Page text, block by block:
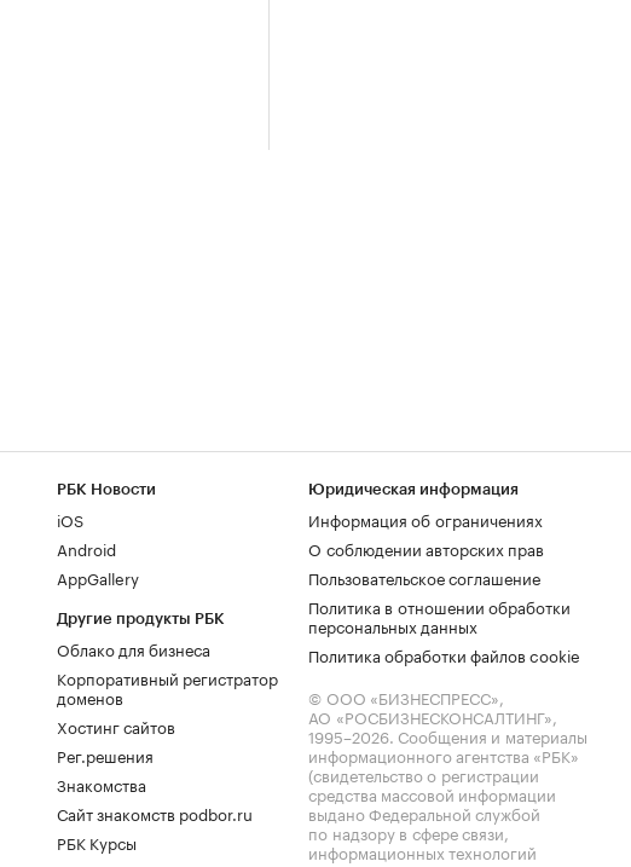
РБК Новости
iOS
Android
AppGallery
Другие продукты РБК
Облако для бизнеса
Корпоративный регистратор
доменов
Хостинг сайтов
Рег.решения
Знакомства
Сайт знакомств podbor.ru
РБК Курсы
Юридическая информация
Информация об ограничениях
О соблюдении авторских прав
Пользовательское соглашение
Политика в отношении обработки
персональных данных
Политика обработки файлов cookie
© ООО «БИЗНЕСПРЕСС»,
АО «РОСБИЗНЕСКОНСАЛТИНГ»,
1995–2026. Сообщения и материалы
информационного агентства «РБК»
(свидетельство о регистрации
средства массовой информации
выдано Федеральной службой
по надзору в сфере связи,
информационных технологий